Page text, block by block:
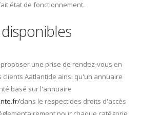
état de fonctionnement.
une prise de rendez-vous en
clients Aatlantide ainsi qu'un annuaire
basé sur l'annuaire
dans le respect des droits d'accès